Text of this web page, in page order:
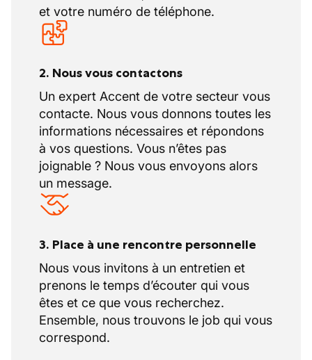
et votre numéro de téléphone.
2. Nous vous contactons
Un expert Accent de votre secteur vous
contacte. Nous vous donnons toutes les
informations nécessaires et répondons
à vos questions. Vous n’êtes pas
joignable ? Nous vous envoyons alors
un message.
3. Place à une rencontre personnelle
Nous vous invitons à un entretien et
prenons le temps d’écouter qui vous
êtes et ce que vous recherchez.
Ensemble, nous trouvons le job qui vous
correspond.